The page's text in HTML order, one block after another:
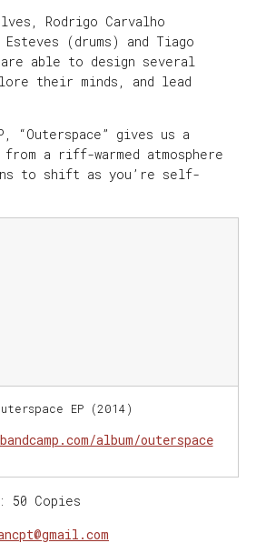
Rodrigo Carvalho
(drums) and Tiago
are able to design several
their minds, and lead
“Outerspace” gives us a
from a riff-warmed atmosphere
to shift as you’re self-
EP (2014)
album/outerspace
50 Copies